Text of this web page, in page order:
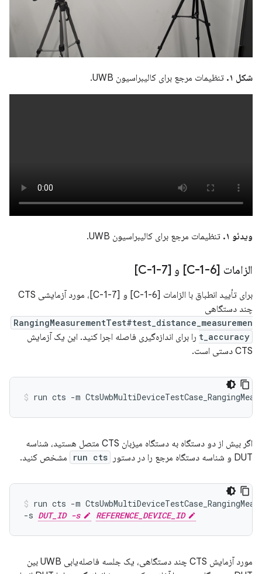
شکل ۱. تنظیمات مرجع برای کالیبراسیون UWB.
ویدئو ۱. تنظیمات مرجع برای کالیبراسیون UWB.
الزامات [C-1-6] و [C-1-7]
برای تأیید انطباق با الزامات [C-1-6] و [C-1-7]، مورد آزمایشی CTS
چند دستگاهی
RangingMeasurementTest#test_distance_measuremen
t_accuracy را برای اندازه‌گیری فاصله اجرا کنید. این یک آزمایش
CTS دستی است.
run cts -m
اگر بیش از دو دستگاه به دستگاه میزبان CTS متصل هستید، شناسه
DUT و شناسه دستگاه مرجع را در دستور
run cts مشخص کنید.
run cts -m
-s DUT_ID -s REFERENCE_DEVICE_ID
مورد آزمایش CTS چند دستگاهی، یک جلسه فاصله‌یابی UWB بین